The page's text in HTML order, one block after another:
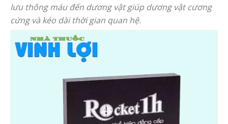
lưu thông máu đến dương vật giúp dương vật cương
cứng và kéo dài thời gian quan hệ.